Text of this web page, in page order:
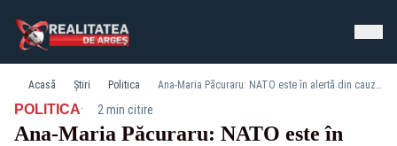
Acasă Știri Politica Ana-Maria Păcuraru: NATO este în alertă din cauza dronelor explodate în România
POLITICA· 2 min citire
Ana-Maria Păcuraru: NATO este în